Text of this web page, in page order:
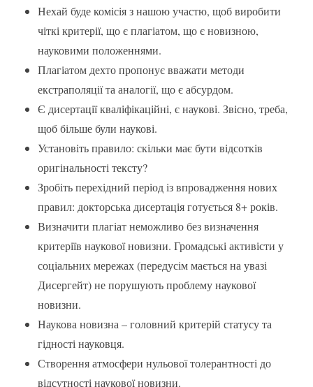
Нехай буде комісія з нашою участю, щоб виробити
чіткі критерії, що є плагіатом, що є новизною,
науковими положеннями.
Плагіатом дехто пропонує вважати методи
екстраполяції та аналогії, що є абсурдом.
Є дисертації кваліфікаційні, є наукові. Звісно, треба,
щоб більше були наукові.
Установіть правило: скільки має бути відсотків
оригінальності тексту?
Зробіть перехідний період із впровадження нових
правил: докторська дисертація готується 8+ років.
Визначити плагіат неможливо без визначення
критеріїв наукової новизни. Громадські активісти у
соціальних мережах (передусім мається на увазі
Дисергейт) не порушують проблему наукової
новизни.
Наукова новизна – головний критерій статусу та
гідності науковця.
Створення атмосфери нульової толерантності до
відсутності наукової новизни.